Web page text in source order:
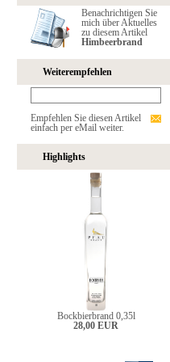
Benachrichtigen Sie
mich über Aktuelles
zu diesem Artikel
Himbeerbrand
Weiterempfehlen
Empfehlen Sie diesen Artikel
einfach per eMail weiter.
Highlights
Bockbierbrand 0,35l
28,00 EUR